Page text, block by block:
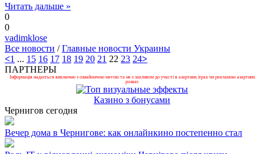
Читать дальше »
0
0
vadimklose
Все новости /Главные новости Украины
<1 ... 15 16 17 18 19 20 21 22 23 24>
ПАРТНЕРЫ
Інформація надається виключно з ознайомчою метою та не є закликом до участі в азартних іграх чи рекламою азартних
розваг.
Казино з бонусами
Чернигов сегодня
Вечер дома в Чернигове: как онлайнкино постепенно стал